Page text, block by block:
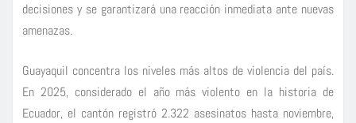
decisiones y se garantizará una reacción inmediata ante nuevas
amenazas.
Guayaquil concentra los niveles más altos de violencia del país.
En 2025, considerado el año más violento en la historia de
Ecuador, el cantón registró 2.322 asesinatos hasta noviembre,